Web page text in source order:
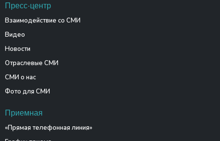
Пресс-центр
Взаимодействие со СМИ
Видео
Новости
Отраслевые СМИ
СМИ о нас
Фото для СМИ
Приемная
«Прямая телефонная линия»